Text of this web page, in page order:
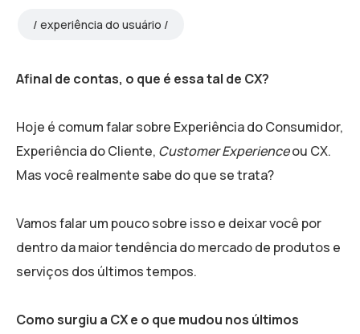
experiência do usuário
Afinal de contas, o que é essa tal de CX?
Hoje é comum falar sobre Experiência do Consumidor,
Experiência do Cliente, Customer Experienceou CX.
Mas você realmente sabe do que se trata?
Vamos falar um pouco sobre isso e deixar você por
dentro da maior tendência do mercado de produtos e
serviços dos últimos tempos.
Como surgiu a CX e o que mudou nos últimos